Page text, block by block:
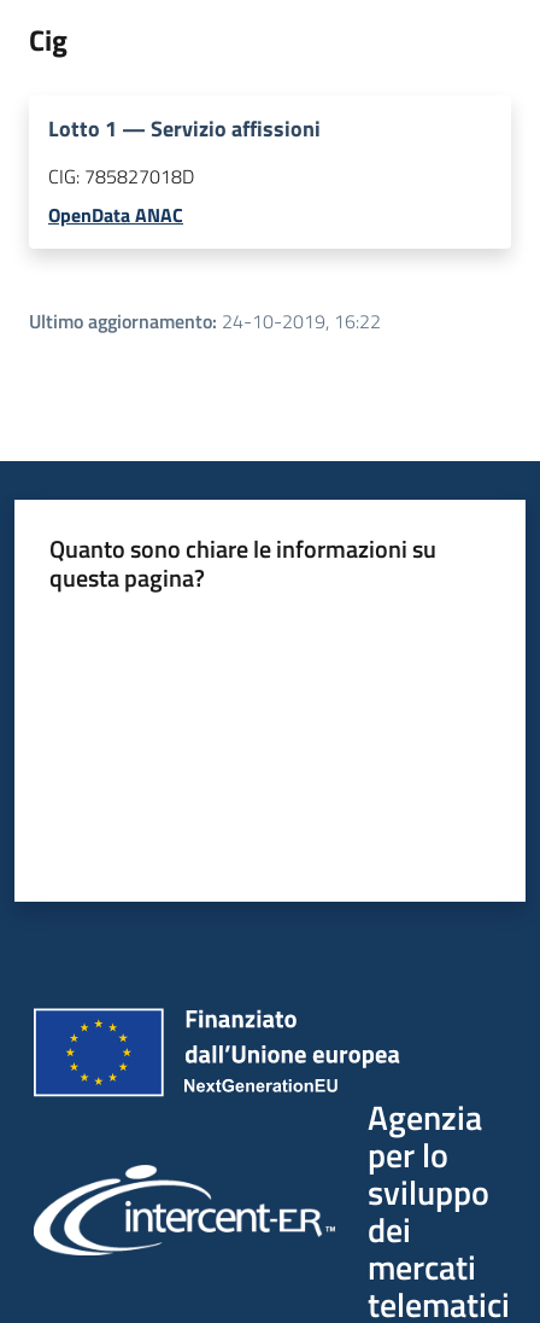
Cig
Lotto 1 —Servizio affissioni
CIG: 785827018D
OpenData ANAC
Ultimo aggiornamento: 24-10-2019, 16:22
Quanto sono chiare le informazioni su
questa pagina?
Agenzia
per lo
sviluppo
dei
mercati
telematici